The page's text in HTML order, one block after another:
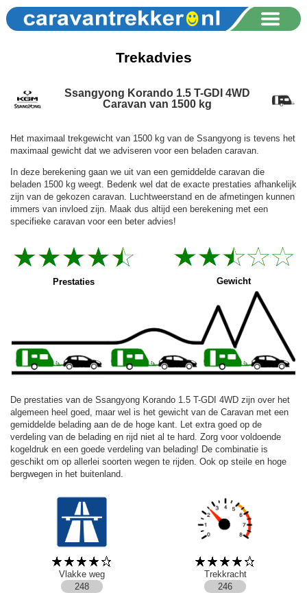
Trekadvies
Ssangyong Korando 1.5 T-GDI 4WD
Caravan van 1500 kg
Het maximaal trekgewicht van 1500 kg van de Ssangyong is tevens het
maximaal gewicht dat we adviseren voor een beladen caravan.
In deze berekening gaan we uit van een gemiddelde caravan die
beladen 1500 kg weegt. Bedenk wel dat de exacte prestaties afhankelijk
zijn van de gekozen caravan. Luchtweerstand en de afmetingen kunnen
immers van invloed zijn. Maak dus altijd een berekening met een
specifieke caravan voor een beter advies!
Prestaties Gewicht
De prestaties van de Ssangyong Korando 1.5 T-GDI 4WD zijn over het
algemeen heel goed, maar wel is het gewicht van de Caravan met een
gemiddelde belading aan de de hoge kant. Let extra goed op de
verdeling van de belading en rijd niet al te hard. Zorg voor voldoende
kogeldruk en een goede verdeling van belading! De combinatie is
geschikt om op allerlei soorten wegen te rijden. Ook op steile en hoge
bergwegen in het buitenland.
Vlakke weg
Trekkracht
248
246